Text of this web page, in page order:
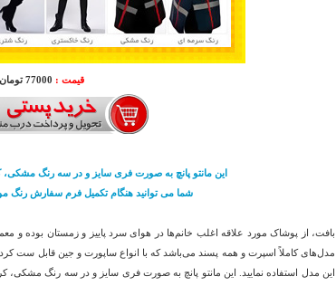
قیمت : 77000 تومان
این مانتو پانچ به صورت فری سایز و در سه رنگ
شما می توانید هنگام تکمیل فرم سفارش رنگ
بافت، از پوشاک مورد علاقه اغلب خانم‌ها در هوای سرد پاییز و زمستان بوده و
مدل‌های کاملاً اسپرت و همه پسند می‌باشد که با انواع ساپورت و جین قابل ست
این مدل استفاده نمایید. این مانتو پانچ به صورت فری سایز و در سه رنگ